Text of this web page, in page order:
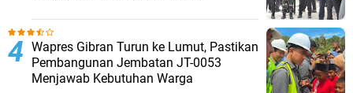
Wapres Gibran Turun ke Lumut, Pastikan
Pembangunan Jembatan JT-0053
Menjawab Kebutuhan Warga